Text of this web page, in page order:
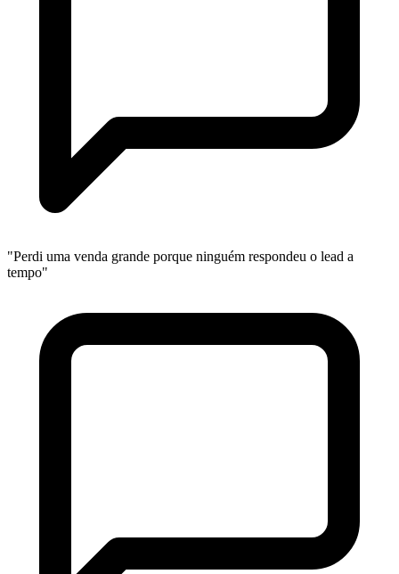
"Perdi uma venda grande porque ninguém respondeu o lead a
tempo"